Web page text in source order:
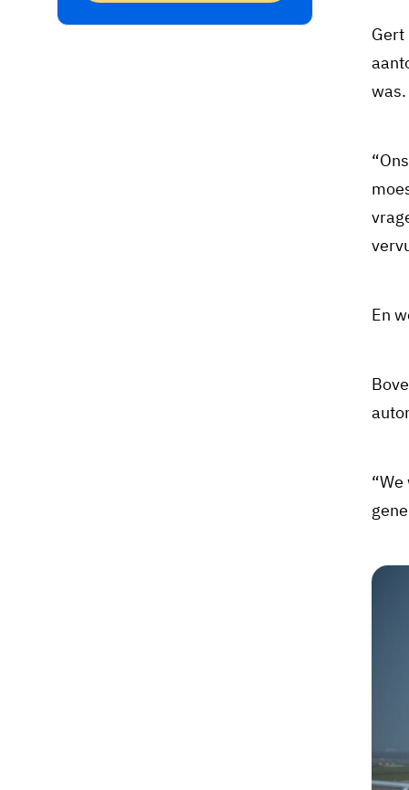
Gert
was.
En